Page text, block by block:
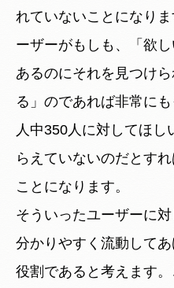
れていないことになり
ーザーがもしも、「欲
あるのにそれを見つけ
る」のであれば非常に
人中350人に対してほし
らえていないのだとす
ことになります。
そういったユーザーに
分かりやすく流動して
役割であると考えます